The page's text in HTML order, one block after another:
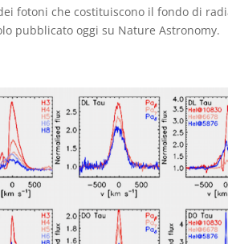
fotoni che costituiscono il fondo di
pubblicato oggi su Nature Astronomy.